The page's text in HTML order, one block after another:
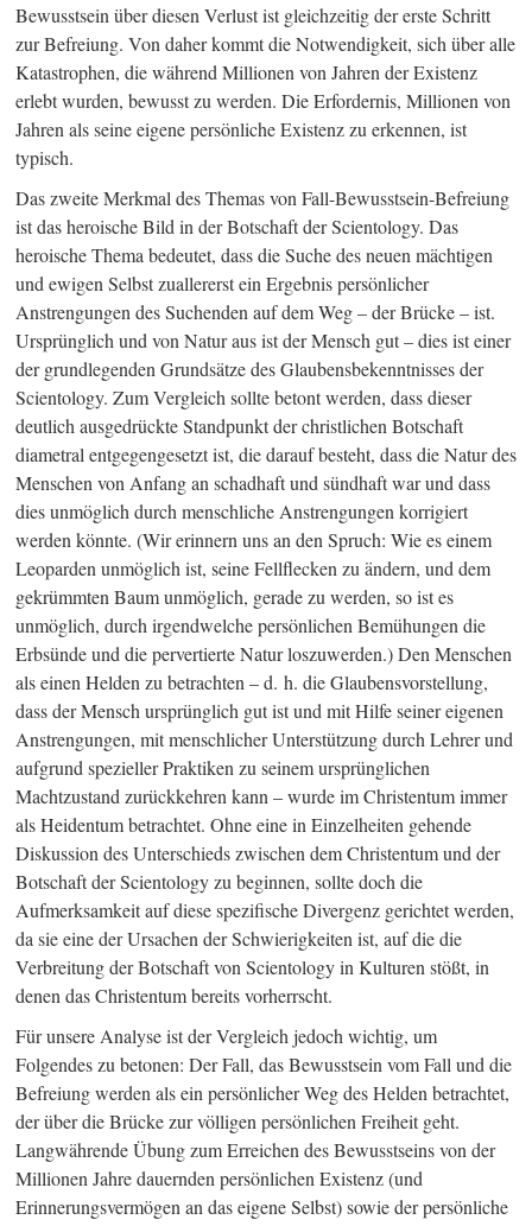
Bewusstsein über diesen Verlust ist gleichzeitig der erste Schritt
zur Befreiung. Von daher kommt die Notwendigkeit, sich über alle
Katastrophen, die während Millionen von Jahren der Existenz
erlebt wurden, bewusst zu werden. Die Erfordernis, Millionen von
Jahren als seine eigene persönliche Existenz zu erkennen, ist
typisch.
Das zweite Merkmal des Themas von Fall-Bewusstsein-Befreiung
ist das heroische Bild in der Botschaft der Scientology. Das
heroische Thema bedeutet, dass die Suche des neuen mächtigen
und ewigen Selbst zuallererst ein Ergebnis persönlicher
Anstrengungen des Suchenden auf dem Weg – der Brücke – ist.
Ursprünglich und von Natur aus ist der Mensch gut – dies ist einer
der grundlegenden Grundsätze des Glaubensbekenntnisses der
Scientology. Zum Vergleich sollte betont werden, dass dieser
deutlich ausgedrückte Standpunkt der christlichen Botschaft
diametral entgegengesetzt ist, die darauf besteht, dass die Natur des
Menschen von Anfang an schadhaft und sündhaft war und dass
dies unmöglich durch menschliche Anstrengungen korrigiert
werden könnte. (Wir erinnern uns an den Spruch: Wie es einem
Leoparden unmöglich ist, seine Fellflecken zu ändern, und dem
gekrümmten Baum unmöglich, gerade zu werden, so ist es
unmöglich, durch irgendwelche persönlichen Bemühungen die
Erbsünde und die pervertierte Natur loszuwerden.) Den Menschen
als einen Helden zu betrachten – d. h. die Glaubensvorstellung,
dass der Mensch ursprünglich gut ist und mit Hilfe seiner eigenen
Anstrengungen, mit menschlicher Unterstützung durch Lehrer und
aufgrund spezieller Praktiken zu seinem ursprünglichen
Machtzustand zurückkehren kann – wurde im Christentum immer
als Heidentum betrachtet. Ohne eine in Einzelheiten gehende
Diskussion des Unterschieds zwischen dem Christentum und der
Botschaft der Scientology zu beginnen, sollte doch die
Aufmerksamkeit auf diese spezifische Divergenz gerichtet werden,
da sie eine der Ursachen der Schwierigkeiten ist, auf die die
Verbreitung der Botschaft von Scientology in Kulturen stößt, in
denen das Christentum bereits vorherrscht.
Für unsere Analyse ist der Vergleich jedoch wichtig, um
Folgendes zu betonen: Der Fall, das Bewusstsein vom Fall und die
Befreiung werden als ein persönlicher Weg des Helden betrachtet,
der über die Brücke zur völligen persönlichen Freiheit geht.
Langwährende Übung zum Erreichen des Bewusstseins von der
Millionen Jahre dauernden persönlichen Existenz (und
Erinnerungsvermögen an das eigene Selbst) sowie der persönliche